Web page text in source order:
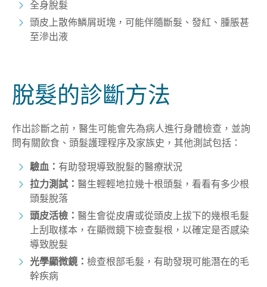
全身脫髮
頭皮上散佈鱗屑斑塊，可能伴隨斷髮、發紅、腫脹甚
至滲出液
脫髮的診斷方法
作出診斷之前，醫生可能會先為病人進行身體檢查，並詢
問有關飲食、頭髮護理程序及家族史，其他測試包括：
驗血： 有助發現導致脫髮的醫療狀況
拉力測試： 醫生輕輕地拉幾十根頭髮，看看有多少根
頭髮脫落
頭皮活檢： 醫生會從皮膚或從頭皮上拔下的幾根毛髮
上刮取樣本，在顯微鏡下檢查髮根，以確定是否感染
導致脫髮
光學顯微鏡： 檢查根部毛髮， 有助發現可能潛在的毛
幹疾病